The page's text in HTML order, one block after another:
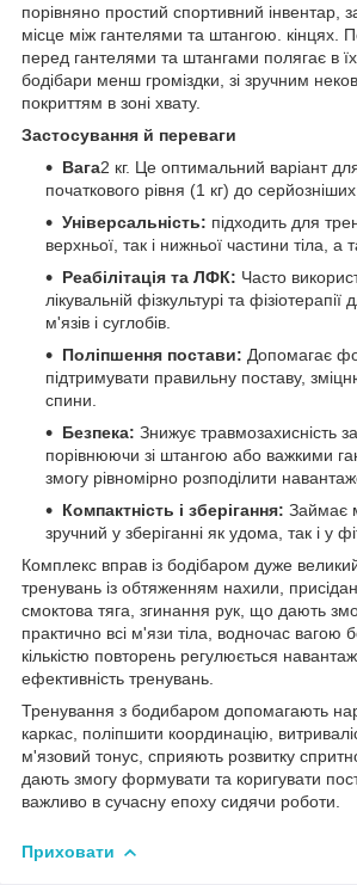
порівняно простий спортивний інвентар,
місце між гантелями та штангою. кінцях.
перед гантелями та штангами полягає в
бодібари менш громіздки, зі зручним
покриттям в зоні хвату.
Застосування й переваги
Вага2 кг. Це оптимальний варіант
початкового рівня (1 кг) до
Універсальність: підходить для
верхньої, так і нижньої частини тіла, а
Реабілітація та ЛФК: Часто
лікувальній фізкультурі та
м'язів і суглобів.
Поліпшення постави: Допомагає
підтримувати правильну поставу,
спини.
Безпека: Знижує травмозахисність
порівнюючи зі штангою або важкими
змогу рівномірно розподілити
Компактність і зберігання: Займає
зручний у зберіганні як удома, так і у
Комплекс вправ із бодібаром дуже
тренувань із обтяженням нахили,
смоктова тяга, згинання рук, що дають
практично всі м'язи тіла, водночас вагою
кількістю повторень регулюється
ефективність тренувань.
Тренування з бодибаром допомагають
каркас, поліпшити координацію,
м'язовий тонус, сприяють розвитку
дають змогу формувати та коригувати
важливо в сучасну епоху сидячи роботи.
Приховати